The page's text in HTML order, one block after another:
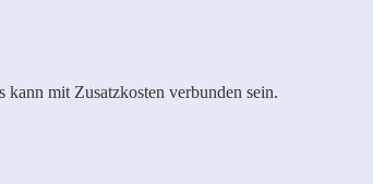
kann mit Zusatzkosten verbunden sein.